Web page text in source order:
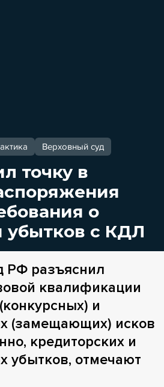
Верховный суд
точку в
о
убытков с КДЛ
РФ разъяснил
квалификации
и
(замещающих) исков
кредиторских и
убытков, отмечают